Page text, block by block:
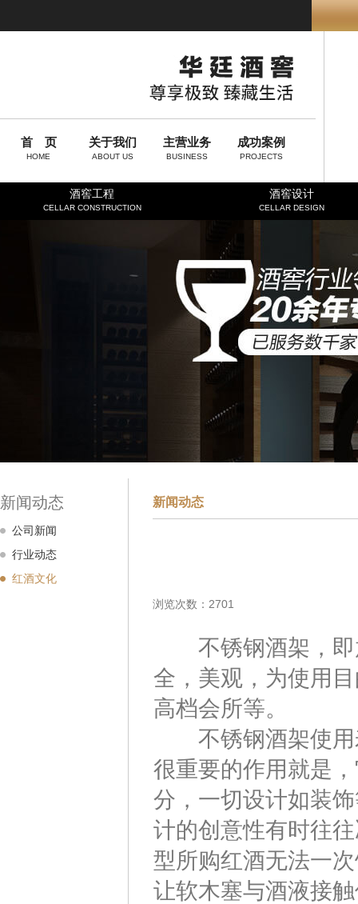
首 页
HOME
关于我们
ABOUT US
主营业务
BUSINESS
成功案例
PROJECTS
酒窖工程
CELLAR CONSTRUCTION
酒窖设计
CELLAR DESIGN
新闻动态
公司新闻
行业动态
红酒文化
新闻动态
浏览次数：2701
不锈钢酒架，即
全，美观，为使用
高档会所等。
不锈钢酒架使用
很重要的作用就是
分，一切设计如装
计的创意性有时往
型所购红酒无法一
让软木塞与酒液接